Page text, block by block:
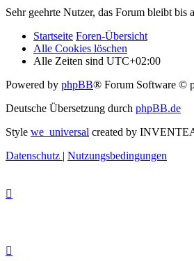
Sehr geehrte Nutzer, das Forum bleibt
Startseite Foren-Übersicht
Alle Cookies löschen
Alle Zeiten sind UTC+02:00
Powered by phpBB® Forum Software ©
Deutsche Übersetzung durch phpBB.de
Style we_universal created by
Datenschutz | Nutzungsbedingungen